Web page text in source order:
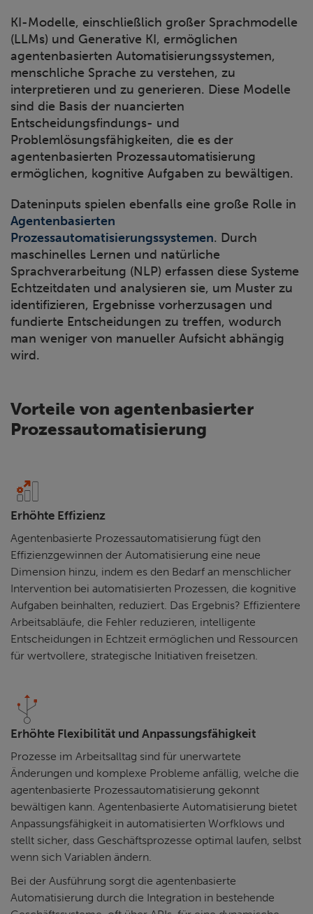
KI-Modelle, einschließlich großer Sprachmodelle
(LLMs) und Generative KI, ermöglichen
agentenbasierten Automatisierungssystemen,
menschliche Sprache zu verstehen, zu
interpretieren und zu generieren. Diese Modelle
sind die Basis der nuancierten
Entscheidungsfindungs- und
Problemlösungsfähigkeiten, die es der
agentenbasierten Prozessautomatisierung
ermöglichen, kognitive Aufgaben zu bewältigen.
Dateninputs spielen ebenfalls eine große Rolle in
Agentenbasierten
Prozessautomatisierungssystemen. Durch
maschinelles Lernen und natürliche
Sprachverarbeitung (NLP) erfassen diese Systeme
Echtzeitdaten und analysieren sie, um Muster zu
identifizieren, Ergebnisse vorherzusagen und
fundierte Entscheidungen zu treffen, wodurch
man weniger von manueller Aufsicht abhängig
wird.
Vorteile von agentenbasierter
Prozessautomatisierung
Erhöhte Effizienz
Agentenbasierte Prozessautomatisierung fügt den
Effizienzgewinnen der Automatisierung eine neue
Dimension hinzu, indem es den Bedarf an menschlicher
Intervention bei automatisierten Prozessen, die kognitive
Aufgaben beinhalten, reduziert. Das Ergebnis? Effizientere
Arbeitsabläufe, die Fehler reduzieren, intelligente
Entscheidungen in Echtzeit ermöglichen und Ressourcen
für wertvollere, strategische Initiativen freisetzen.
Erhöhte Flexibilität und Anpassungsfähigkeit
Prozesse im Arbeitsalltag sind für unerwartete
Änderungen und komplexe Probleme anfällig, welche die
agentenbasierte Prozessautomatisierung gekonnt
bewältigen kann. Agentenbasierte Automatisierung bietet
Anpassungsfähigkeit in automatisierten Worfklows und
stellt sicher, dass Geschäftsprozesse optimal laufen, selbst
wenn sich Variablen ändern.
Bei der Ausführung sorgt die agentenbasierte
Automatisierung durch die Integration in bestehende